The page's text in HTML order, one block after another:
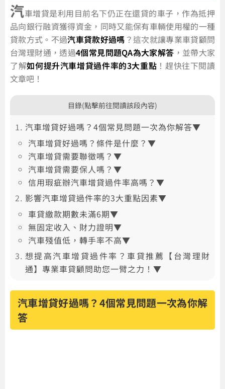
汽車增貸是利用目前名下仍正在還貸的車子，作為抵押
品向銀行融資獲得資金，同時又能保有車輛使用權的一種
貸款方式。不過汽車貸款好過嗎 ？這次就讓專業車貸顧問
台灣理財通，透過4個常見問題QA為大家解答 ，並帶大家
了解如何提升汽車增貸過件率的3大重點 ！趕快往下閱讀
文章吧！
目錄(點擊前往閱讀該段內容)
汽車增貸好過嗎？4個常見問題一次為你解答▼
汽車增貸好過嗎？條件是什麼？▼
汽車增貸需要聯徵嗎？▼
汽車增貸需要保人嗎？▼
信用瑕疵辦汽車增貸過件率高嗎？▼
影響汽車增貸過件率的3大重點因素▼
車貸繳款期數未滿6期▼
無固定收入、財力證明▼
汽車殘值低，轉手率不高▼
想提高汽車增貸過件率？車貸推薦【台灣理財
通】專業車貸顧問助您一臂之力！▼
汽車增貸好過嗎？4個常見問題一次為你解
答